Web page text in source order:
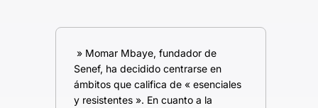
» Momar Mbaye, fundador de
Senef, ha decidido centrarse en
ámbitos que califica de « esenciales
y resistentes ». En cuanto a la